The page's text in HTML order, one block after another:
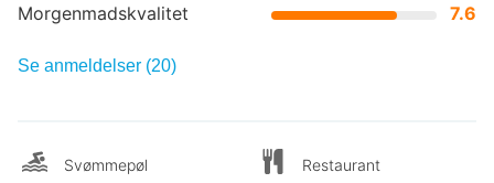
Morgenmadskvalitet
7.6
Se anmeldelser (20)
Svømmepøl
Restaurant